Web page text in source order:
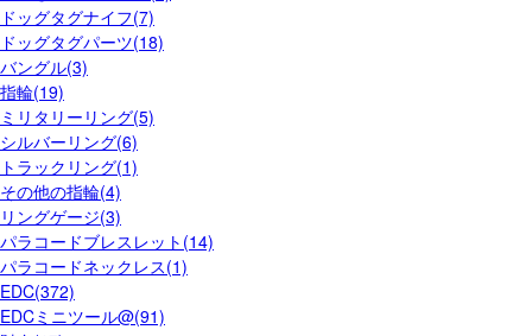
ドッグタグナイフ(7)
ドッグタグパーツ(18)
バングル(3)
指輪(19)
ミリタリーリング(5)
シルバーリング(6)
トラックリング(1)
その他の指輪(4)
リングゲージ(3)
パラコードブレスレット(14)
パラコードネックレス(1)
EDC(372)
EDCミニツール@(91)